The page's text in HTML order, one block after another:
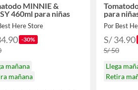
MINNIE &
460ml para niñas
Here Store
-30%
mañana
mañana
para
Por Best
S/ 34.90
S/ 50
Llega
Retira